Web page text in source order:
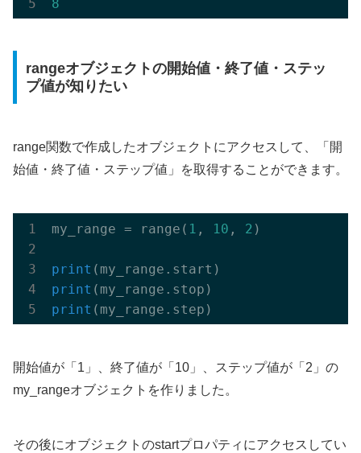
8
rangeオブジェクトの開始値・終了値・ステッ
プ値が知りたい
range関数で作成したオブジェクトにアクセスして、「開
始値・終了値・ステップ値」を取得することができます。
my_range = range( 1 , 10 , 2 )
print (my_range.start)
print (my_range.stop)
print (my_range.step)
開始値が「1」、終了値が「10」、ステップ値が「2」の
my_rangeオブジェクトを作りました。
その後にオブジェクトのstartプロパティにアクセスしてい